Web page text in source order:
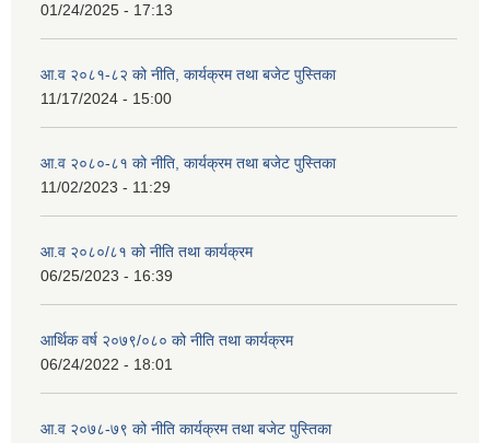
01/24/2025 - 17:13
आ.व २०८१-८२ को नीति, कार्यक्रम तथा बजेट पुस्तिका
11/17/2024 - 15:00
आ.व २०८०-८१ को नीति, कार्यक्रम तथा बजेट पुस्तिका
11/02/2023 - 11:29
आ.व २०८०/८१ को नीति तथा कार्यक्रम
06/25/2023 - 16:39
आर्थिक वर्ष २०७९/०८० को नीति तथा कार्यक्रम
06/24/2022 - 18:01
आ.व २०७८-७९ को नीति कार्यक्रम तथा बजेट पुस्तिका